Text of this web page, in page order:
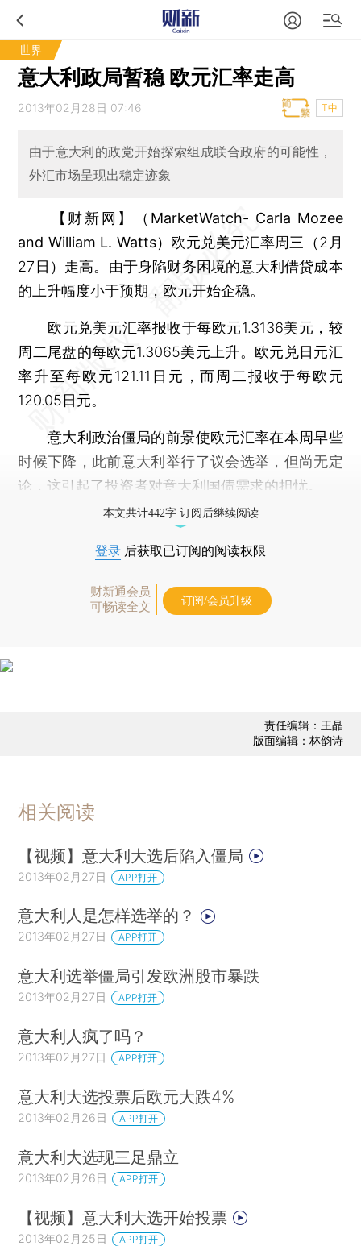
世界
意大利政局暂稳 欧元汇率走高
2013年02月28日 07:46 T中
由于意大利的政党开始探索组成联合政府的可能性，
外汇市场呈现出稳定迹象
【财新网】（MarketWatch- Carla Mozee
and William L. Watts） 欧元兑美元汇率周三（2月
27日）走高。由于身陷财务困境的意大利借贷成本
的上升幅度小于预期，欧元开始企稳。
欧元兑美元汇率报收于每欧元1.3136美元，较
周二尾盘的每欧元1.3065美元上升。欧元兑日元汇
率升至每欧元121.11日元，而周二报收于每欧元
120.05日元。
意大利政治僵局的前景使欧元汇率在本周早些
时候下降，此前意大利举行了议会选举，但尚无定
论，这引起了投资者对意大利国债需求的担忧。
本文共计442字 订阅后继续阅读
登录 后获取已订阅的阅读权限
财新通会员
可畅读全文
订阅/会员升级
责任编辑：王晶
版面编辑：林韵诗
相关阅读
【视频】意大利大选后陷入僵局
2013年02月27日 APP打开
意大利人是怎样选举的？
2013年02月27日 APP打开
意大利选举僵局引发欧洲股市暴跌
2013年02月27日 APP打开
意大利人疯了吗？
2013年02月27日 APP打开
意大利大选投票后欧元大跌4%
2013年02月26日 APP打开
意大利大选现三足鼎立
2013年02月26日 APP打开
【视频】意大利大选开始投票
2013年02月25日 APP打开